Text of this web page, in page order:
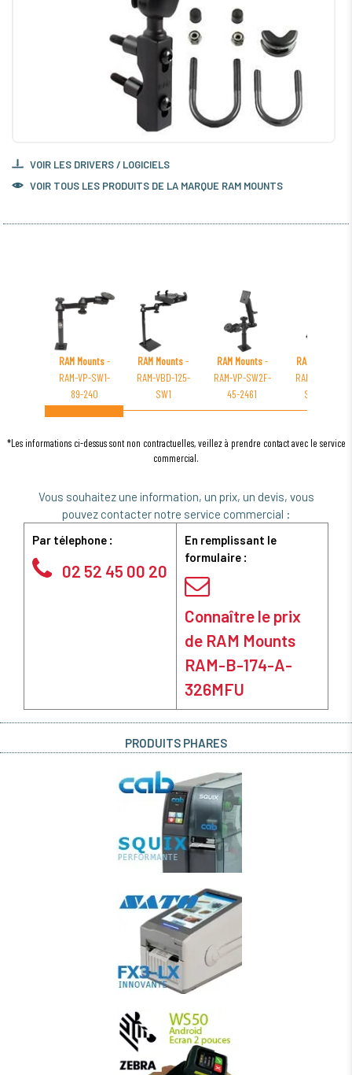
VOIR LES DRIVERS / LOGICIELS
VOIR TOUS LES PRODUITS DE LA MARQUE RAM MOUNTS
RAM Mounts-
RAM-VP-SW1-
89-240
RAM Mounts-
RAM-VBD-125-
SW1
RAM Mounts-
RAM-VP-SW2F-
45-2461
RAM Mounts
RAM-B-108-A-
STRAP40
*Les informations ci-dessus sont non contractuelles, veillez à prendre contact avec le service
commercial.
Vous souhaitez une information, un prix, un devis, vous
pouvez contacter notre service commercial :
Par télephone :
02 52 45 00 20
En remplissant le
formulaire :
Connaître le prix
de RAM Mounts
RAM-B-174-A-
326MFU
PRODUITS PHARES